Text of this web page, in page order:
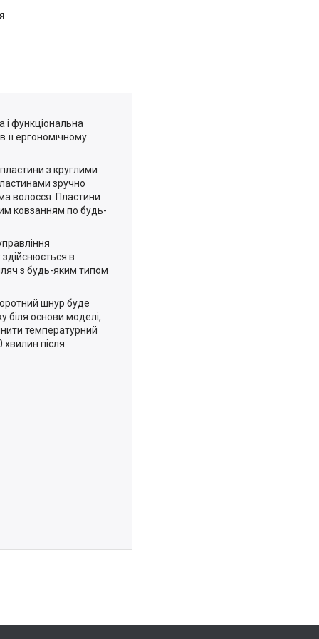
і функціональна
ергономічному
з круглими
зручно
волосся. Пластини
ковзанням по будь-
в
з будь-яким типом
шнур буде
біля основи моделі,
температурний
після